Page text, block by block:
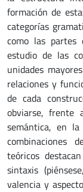
formación de
categorías
como las partes
estudio de las
unidades
relaciones y
de cada
obviarse, frente
semántica, en
combinaciones
teóricos
sintaxis
valencia y